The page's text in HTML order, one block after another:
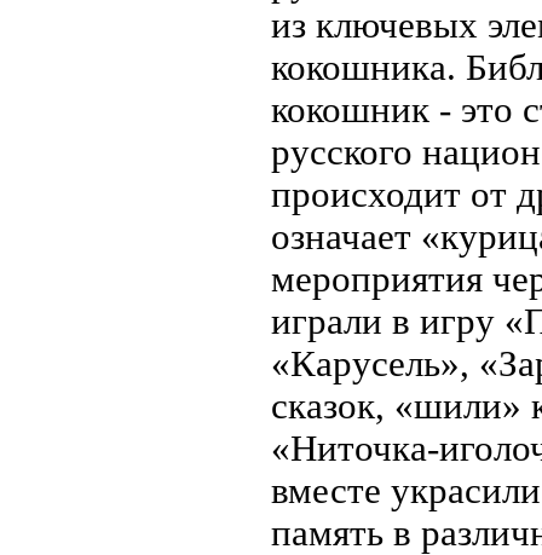
из ключевых
кокошника.
кокошник - это
русского
происходит от
означает
мероприятия
играли в игру
«Карусель»,
сказок, «шили»
«Ниточка-
вместе
память в